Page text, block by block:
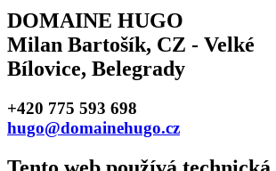
DOMAINE HUGO
Milan Bartošík, CZ - Velké
Bílovice, Belegrady
+420 775 593 698
hugo@domainehugo.cz